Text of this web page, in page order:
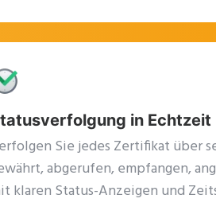
in Echtzeit
Sie jedes Zertifikat über
abgerufen, empfangen,
klaren Status-Anzeigen und